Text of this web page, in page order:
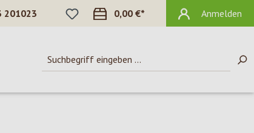
201023
DU HAST 0 PRODUKTE AUF DEM
0,00 €* Anmelden